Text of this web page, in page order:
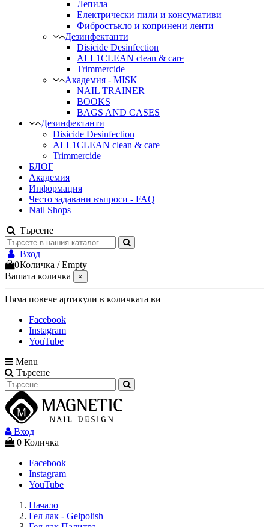
Лепила
Електрически пили и консумативи
Фибростъкло и копринени ленти
Дезинфектанти
Disicide Desinfection
ALL1CLEAN clean & care
Trimmercide
Академия - MISK
NAIL TRAINER
BOOKS
BAGS AND CASES
Дезинфектанти
Disicide Desinfection
ALL1CLEAN clean & care
Trimmercide
БЛОГ
Академия
Информация
Често задавани въпроси - FAQ
Nail Shops
Търсене
Вход
0Количка /Empty
Вашата количка
×
Няма повече артикули в количката ви
Facebook
Instagram
YouTube
Menu
Търсене
Вход
0 Количка
Facebook
Instagram
YouTube
Начало
Гел лак - Gelpolish